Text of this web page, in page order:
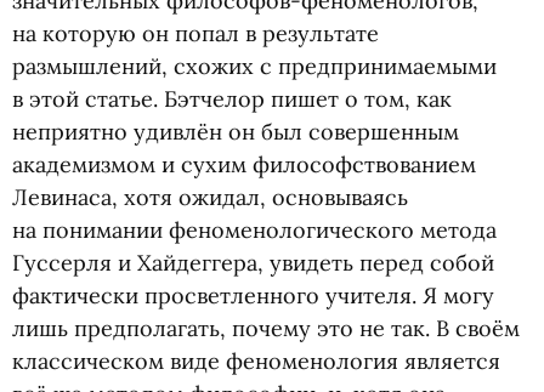
на которую он попал в результате
размышлений, схожих с предпринимаемыми
в этой статье. Бэтчелор пишет о том, как
неприятно удивлён он был совершенным
академизмом и сухим философствованием
Левинаса, хотя ожидал, основываясь
на понимании феноменологического метода
Гуссерля и Хайдеггера, увидеть перед собой
фактически просветленного учителя. Я могу
лишь предполагать, почему это не так. В своём
классическом виде феноменология является